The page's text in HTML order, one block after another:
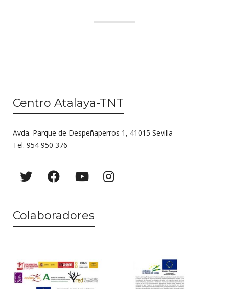
Centro Atalaya-TNT
Avda. Parque de Despeñaperros 1, 41015 Sevilla
Tel. 954 950 376
Colaboradores